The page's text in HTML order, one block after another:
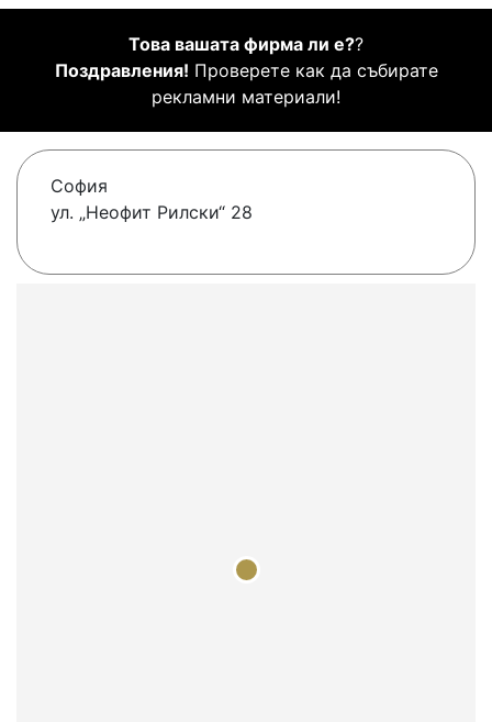
Това вашата фирма ли е??
Поздравления! Проверете как да събирате
рекламни материали!
София
ул. „Неофит Рилски“ 28